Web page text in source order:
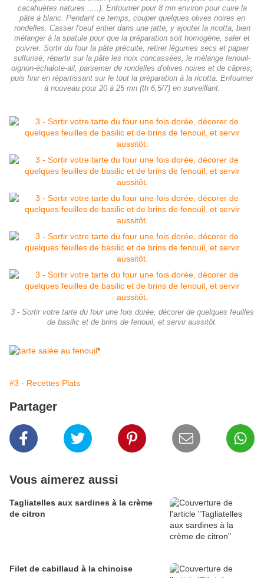
cacahuètes natures .....). Enfourner pour 8 mn environ pour cuire la
pâte à blanc. Pendant ce temps, couper quelques olives noires en
rondelles. Casser l'oeuf entier dans une jatte, y ajouter la ricotta, bien
mélanger à la spatule pour que la préparation soit homogène, saler et
poivrer. Sortir du four la pâte précuite, retirer légumes secs et papier
sulfurisé, répartir sur la pâte les noix concassées, le mélange fenouil-
oignon-échalote-ail, parsemer de rondelles d'olives noires et de câpres,
puis finir en répartissant sur le tout la préparation à la ricotta. Enfourner
à nouveau pour 20 à 25 mn (th 6,5/7) en surveillant.
3 - Sortir votre tarte du four une fois dorée, décorer de quelques feuilles
de basilic et de brins de fenouil, et servir aussitôt.
*
#3 - Recettes Plats
Partager
Vous aimerez aussi
Tagliatelles aux sardines à la crème
de citron
Filet de cabillaud à la chinoise